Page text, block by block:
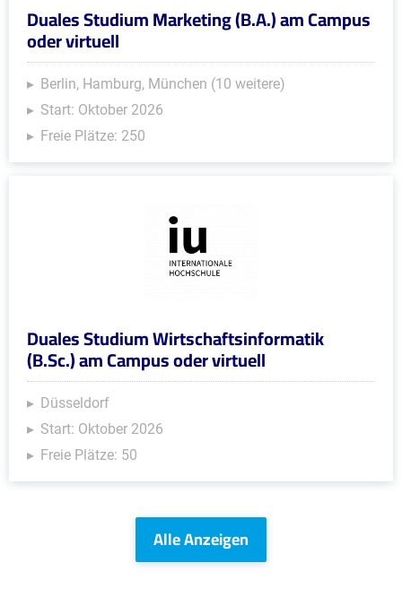
Duales Studium Marketing (B.A.) am Campus
oder virtuell
Berlin, Hamburg, München (10 weitere)
Start: Oktober 2026
Freie Plätze: 250
Duales Studium Wirtschaftsinformatik
(B.Sc.) am Campus oder virtuell
Düsseldorf
Start: Oktober 2026
Freie Plätze: 50
Alle Anzeigen